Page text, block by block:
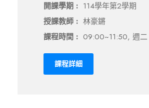
開課學期 : 114學年第2學期
授課教師 : 林豪鏘
課程時間 : 09:00~11:50, 週二
課程詳細